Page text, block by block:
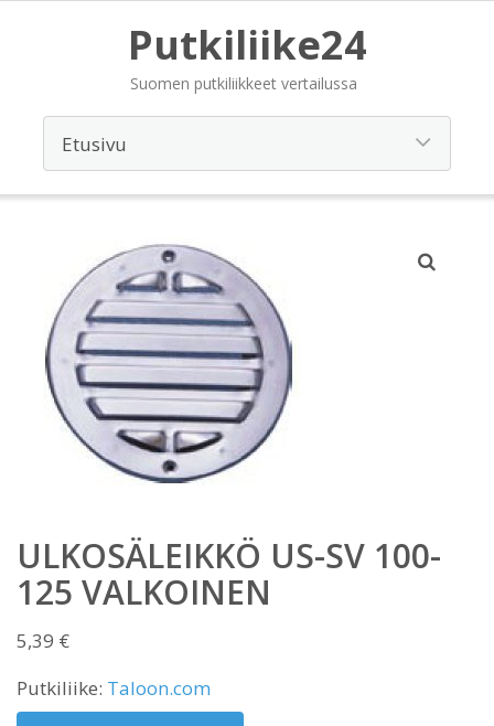
Putkiliike24
Suomen putkiliikkeet vertailussa
ULKOSÄLEIKKÖ US-SV 100-
125 VALKOINEN
5,39 €
Putkiliike: Taloon.com